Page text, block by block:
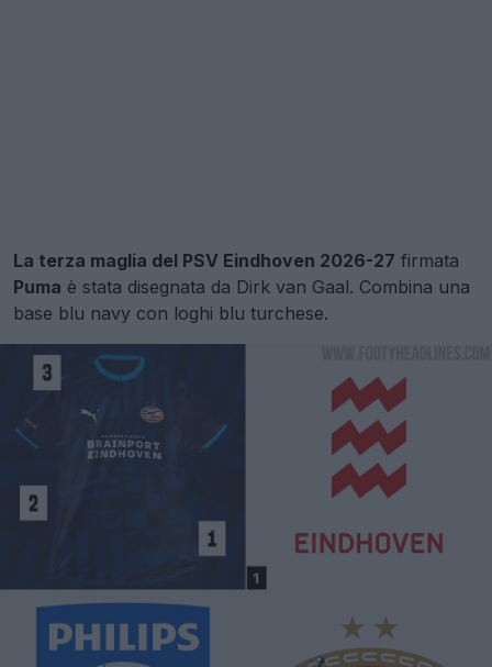
La terza maglia del PSV Eindhoven 2026-27 firmata
Puma è stata disegnata da Dirk van Gaal. Combina una
base blu navy con loghi blu turchese.